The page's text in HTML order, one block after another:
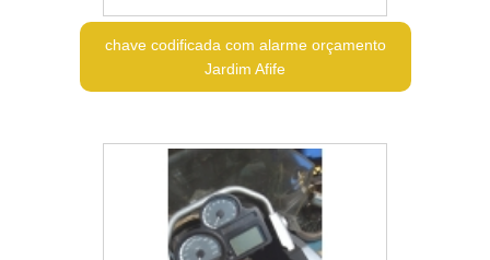
chave codificada com alarme orçamento
Jardim Afife